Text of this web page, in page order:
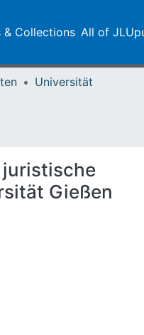
& Collections All of
Universität
juristische
Gießen